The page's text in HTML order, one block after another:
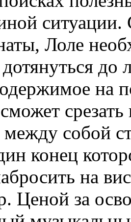
Лоле
до
на
между собой
конец
на
Ценой за